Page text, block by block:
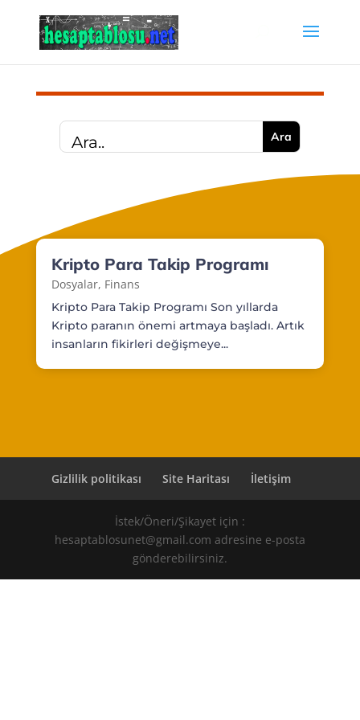
Kripto Para Takip Programı
Dosyalar, Finans
Kripto Para Takip Programı Son yıllarda
Kripto paranın önemi artmaya başladı. Artık
insanların fikirleri değişmeye...
Gizlilik politikası Site Haritası İletişim
İstek/Öneri/Şikayet için :
hesaptablosunet@gmail.com adresine e-posta
gönderebilirsiniz.